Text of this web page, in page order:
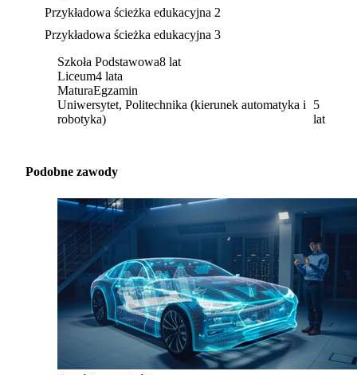
Przykładowa ścieżka edukacyjna 2
Przykładowa ścieżka edukacyjna 3
Szkoła Podstawowa8 lat
Liceum4 lata
MaturaEgzamin
Uniwersytet, Politechnika (kierunek automatyka i
robotyka)
5
lat
Podobne zawody